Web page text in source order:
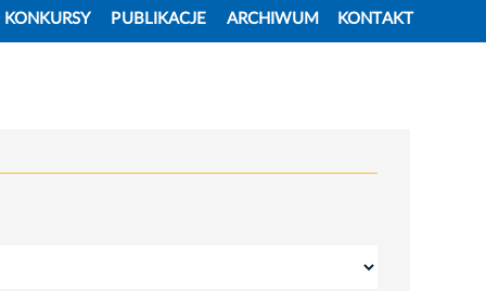
KONKURSY PUBLIKACJE ARCHIWUM KONTAKT